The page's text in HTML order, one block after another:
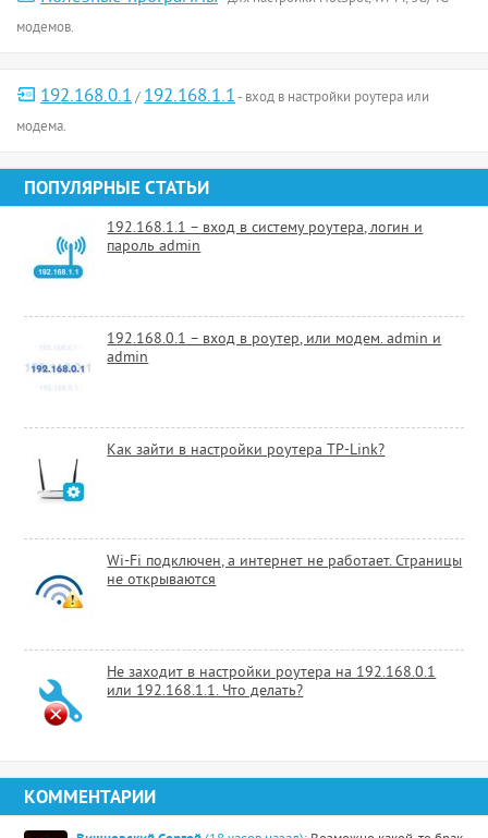
модемов.
192.168.0.1/192.168.1.1- вход в настройки роутера или
модема.
ПОПУЛЯРНЫЕ СТАТЬИ
192.168.1.1 – вход в систему роутера, логин и
пароль admin
192.168.0.1 – вход в роутер, или модем. admin и
admin
Как зайти в настройки роутера TP-Link?
Wi-Fi подключен, а интернет не работает. Страницы
не открываются
Не заходит в настройки роутера на 192.168.0.1
или 192.168.1.1. Что делать?
КОММЕНТАРИИ